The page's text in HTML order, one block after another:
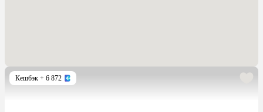
Кешбэк + 6 872